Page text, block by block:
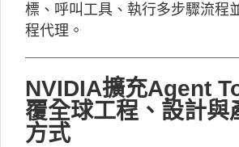
標、呼叫工具、執行多步驟流程
程代理。
NVIDIA擴充Agent
覆全球工程、設計與
方式